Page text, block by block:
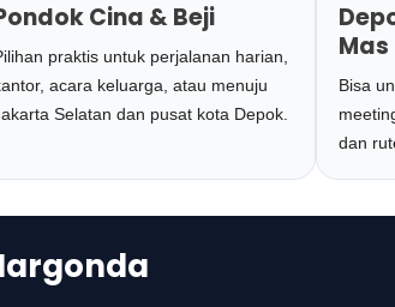
Cina & Beji
praktis untuk perjalanan harian,
acara keluarga, atau menuju
Selatan dan pusat kota Depok.
Mas
Bisa
dan